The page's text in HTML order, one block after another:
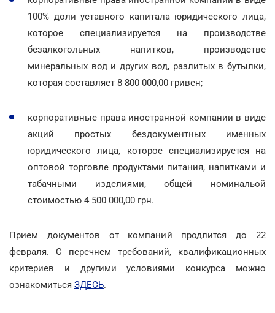
100% доли уставного капитала юридического лица,
которое специализируется на производстве
безалкогольных напитков, производстве
минеральных вод и других вод, разлитых в бутылки,
которая составляет 8 800 000,00 гривен;
корпоративные права иностранной компании в виде
акций простых бездокументных именных
юридического лица, которое специализируется на
оптовой торговле продуктами питания, напитками и
табачными изделиями, общей номинальой
стоимостью 4 500 000,00 грн.
Прием документов от компаний продлится до 22
февраля. С перечнем требований, квалификационных
критериев и другими условиями конкурса можно
ознакомиться ЗДЕСЬ.